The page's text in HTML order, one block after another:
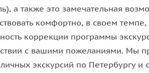
а также это замечательная
комфортно, в своем темпе,
коррекции программы
с вашими пожеланиями. Мы
экскурсий по Петербургу и